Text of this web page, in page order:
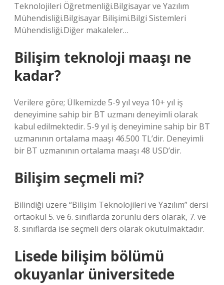
Teknolojileri Öğretmenliği.Bilgisayar ve Yazılım
Mühendisliği.Bilgisayar Bilişimi.Bilgi Sistemleri
Mühendisliği.Diğer makaleler…
Bilişim teknoloji maaşı ne
kadar?
Verilere göre; Ülkemizde 5-9 yıl veya 10+ yıl iş
deneyimine sahip bir BT uzmanı deneyimli olarak
kabul edilmektedir. 5-9 yıl iş deneyimine sahip bir BT
uzmanının ortalama maaşı 46.500 TL’dir. Deneyimli
bir BT uzmanının ortalama maaşı 48 USD’dir.
Bilişim seçmeli mi?
Bilindiği üzere “Bilişim Teknolojileri ve Yazılım” dersi
ortaokul 5. ve 6. sınıflarda zorunlu ders olarak, 7. ve
8. sınıflarda ise seçmeli ders olarak okutulmaktadır.
Lisede bilişim bölümü
okuyanlar üniversitede